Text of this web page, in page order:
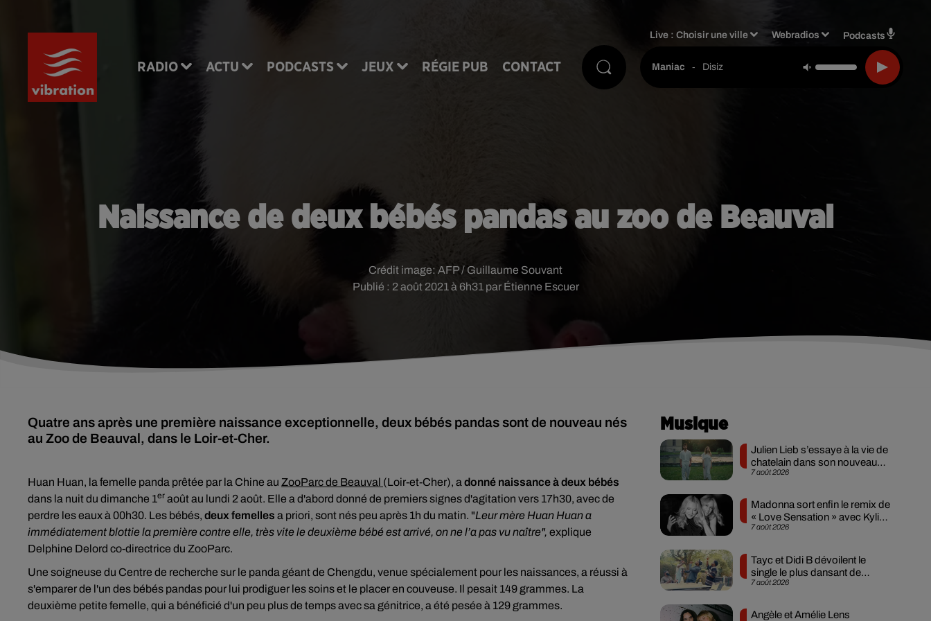
RADIO ACTU PODCASTS JEUX RÉGIE PUB CONTACT
Live :Choisir une ville Webradios Podcasts
Maniac - Disiz
Naissance de deux bébés pandas au zoo de Beauval
Publié : 2 août 2021 à 6h31 par Étienne Escuer
Crédit image: AFP / Guillaume Souvant
Quatre ans après une première naissance exceptionnelle, deux bébés pandas sont de nouveau nés
au Zoo de Beauval, dans le Loir-et-Cher.
Huan Huan, la femelle panda prêtée par la Chine au ZooParc de Beauval (Loir-et-Cher), a donné naissance à deux bébés
dans la nuit du dimanche 1er août au lundi 2 août. Elle a d'abord donné de premiers signes d'agitation vers 17h30, avec de
perdre les eaux à 00h30. Les bébés, deux femelles a priori, sont nés peu après 1h du matin. "Leur mère Huan Huan a
immédiatement blottie la première contre elle, très vite le deuxième bébé est arrivé, on ne l’a pas vu naître", explique
Delphine Delord co-directrice du ZooParc.
Une soigneuse du Centre de recherche sur le panda géant de Chengdu, venue spécialement pour les naissances, a réussi à
s'emparer de l'un des bébés pandas pour lui prodiguer les soins et le placer en couveuse. Il pesait 149 grammes. La
deuxième petite femelle, qui a bénéficié d'un peu plus de temps avec sa génitrice, a été pesée à 129 grammes.
Musique
7 août 2026
Julien Lieb s’essaye à la vie de
chatelain dans son nouveau
clip
7 août 2026
Madonna sort enfin le remix de
« Love Sensation » avec Kylie
Minogue
7 août 2026
Tayc et Didi B dévoilent le
single le plus dansant de
l’année
Angèle et Amélie Lens